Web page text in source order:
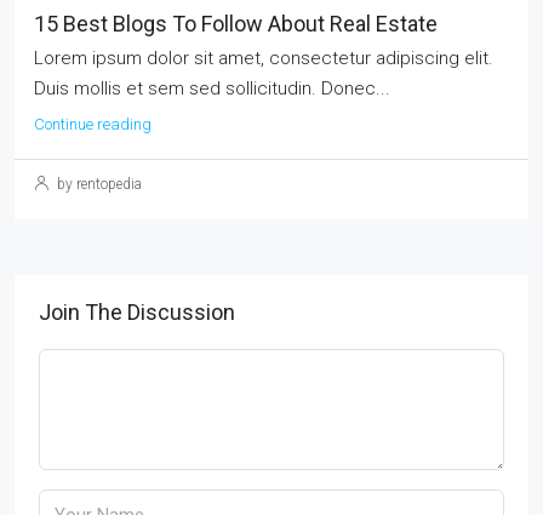
15 Best Blogs To Follow About Real Estate
Lorem ipsum dolor sit amet, consectetur adipiscing elit.
Duis mollis et sem sed sollicitudin. Donec...
Continue reading
by rentopedia
Join The Discussion